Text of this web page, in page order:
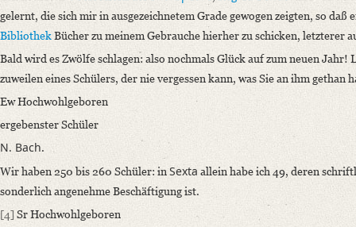
gelernt, die sich mir in ausgezeichnetem Grade gewogen zeigten, so
BibliothekBücher zu meinem Gebrauche hierher zu schicken, letzterer
Bald wird es Zwölfe schlagen: also nochmals Glück auf zum neuen Jahr!
zuweilen eines Schülers, der nie vergessen kann, was Sie an ihm gethan
Ew Hochwohlgeboren
ergebenster Schüler
N. Bach.
Wir haben 250 bis 260 Schüler: inSexta allein habe ich 49, deren
sonderlich angenehme Beschäftigung ist.
[4] Sr Hochwohlgeboren